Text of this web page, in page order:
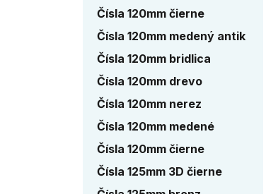
Čísla 120mm čierne
Čísla 120mm medený antik
Čísla 120mm bridlica
Čísla 120mm drevo
Čísla 120mm nerez
Čísla 120mm medené
Čísla 120mm čierne
Čísla 125mm 3D čierne